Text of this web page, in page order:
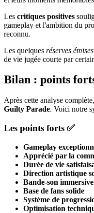
Les critiques positives
gameplay et l'ambition du
reconnu.
Les quelques réserves émises
de vie jugée courte par
Bilan : points
Après cette analyse
Guilty Parade. Voici notre
Les points forts ✅
Gameplay
Apprécié par la
Durée de vie
Direction artistique
Bande-son
Base de fans solide
Système de
Optimisation